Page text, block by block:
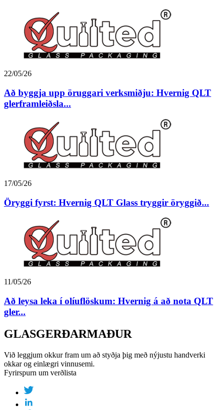
22/05/26
Að byggja upp öruggari verksmiðju: Hvernig QLT
glerframleiðsla...
17/05/26
Öryggi fyrst: Hvernig QLT Glass tryggir öryggið...
11/05/26
Að leysa leka í olíuflöskum: Hvernig á að nota QLT
gler...
GLASGERÐARMAÐUR
Við leggjum okkur fram um að styðja þig með nýjustu handverki
okkar og einlægri vinnusemi.
Fyrirspurn um verðlista